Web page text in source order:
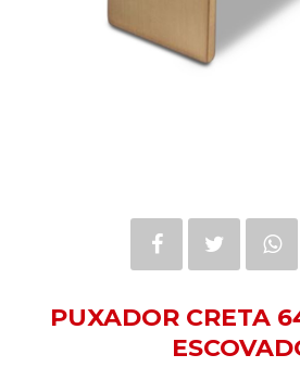
PUXADOR CRETA